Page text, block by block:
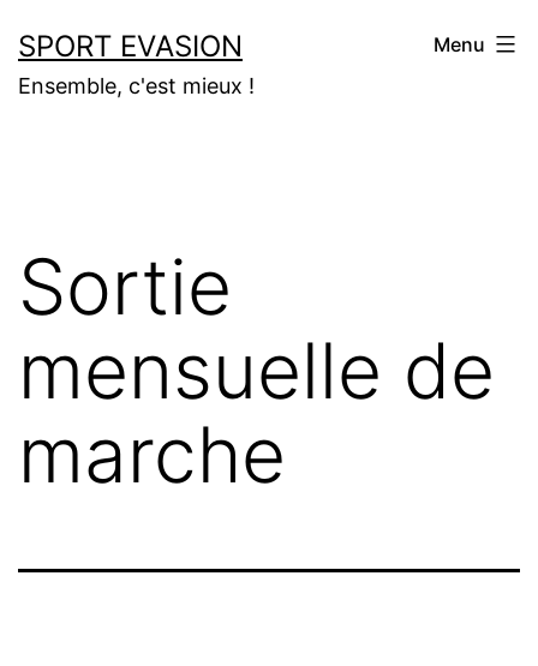
au
contenu
SPORT EVASION
Ensemble, c'est mieux !
Menu
Sortie
mensuelle de
marche